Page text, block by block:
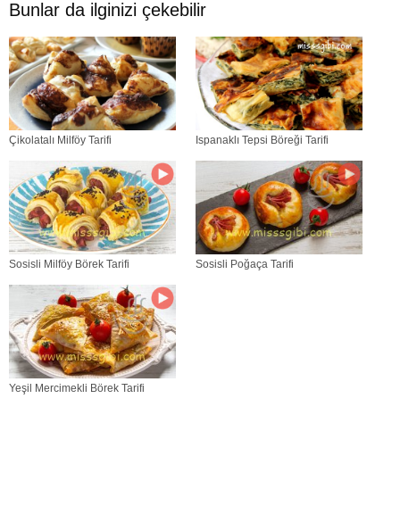
Bunlar da ilginizi çekebilir
Çikolatalı Milföy Tarifi Ispanaklı Tepsi Böreği Tarifi
Sosisli Milföy Börek Tarifi Sosisli Poğaça Tarifi
Yeşil Mercimekli Börek Tarifi